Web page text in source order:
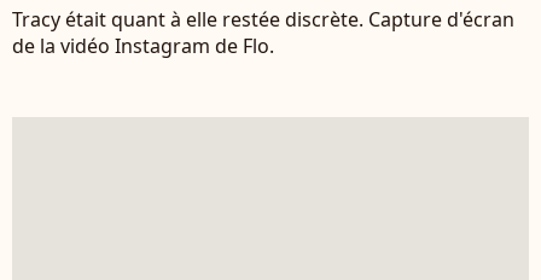
Tracy était quant à elle restée discrète. Capture d'écran
de la vidéo Instagram de Flo.